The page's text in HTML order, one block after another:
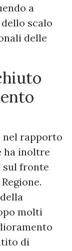
a
scalo
delle
nel rapporto
ha inoltre
fronte
molti
di